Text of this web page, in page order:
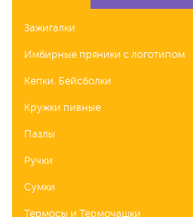
Зажигалки
Имбирные пряники с логотипом
Кепки. Бейсболки
Кружки пивные
Пазлы
Ручки
Сумки
Термосы и Термочашки